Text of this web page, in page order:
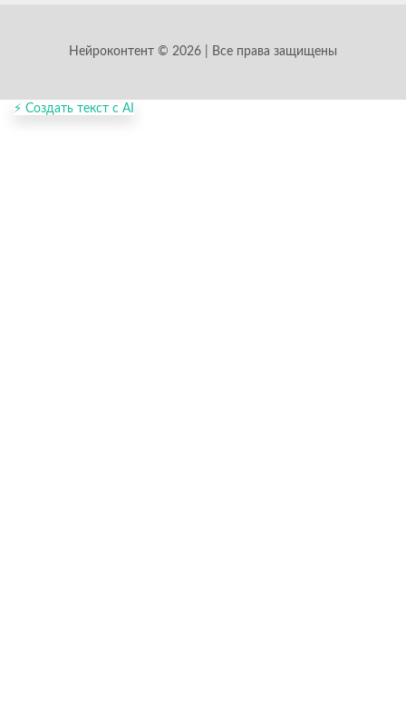
Нейроконтент © 2026 | Все права защищены
⚡ Создать текст с AI